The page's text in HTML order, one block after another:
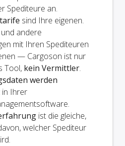
Spediteure an.
sind Ihre eigenen.
andere
mit Ihren Spediteuren
— Cargoson ist nur
Tool, kein Vermittler.
werden
in Ihrer
ist die gleiche,
welcher Spediteur